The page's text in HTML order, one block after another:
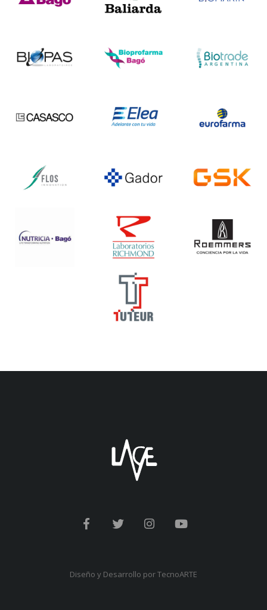
Diseño y Desarrollo porTecnoARTE